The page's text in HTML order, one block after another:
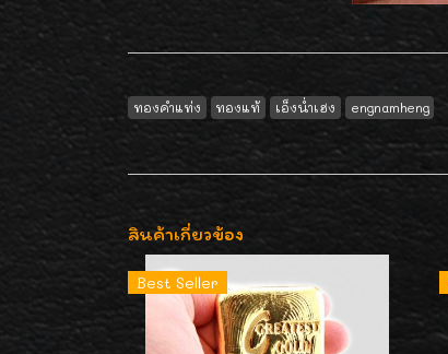
ทองคำแท่ง ทองแท้ เอ็งน่ำเฮง engnamheng
สินค้าเกี่ยวข้อง
Best Seller